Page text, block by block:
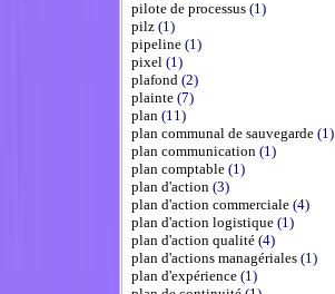
pilote de processus (1)
pilz (1)
pipeline (1)
pixel (1)
plafond (2)
plainte (7)
plan (11)
plan communal de sauvegarde (1)
plan communication (1)
plan comptable (1)
plan d'action (3)
plan d'action commerciale (4)
plan d'action logistique (1)
plan d'action qualité (4)
plan d'actions managériales (1)
plan d'expérience (1)